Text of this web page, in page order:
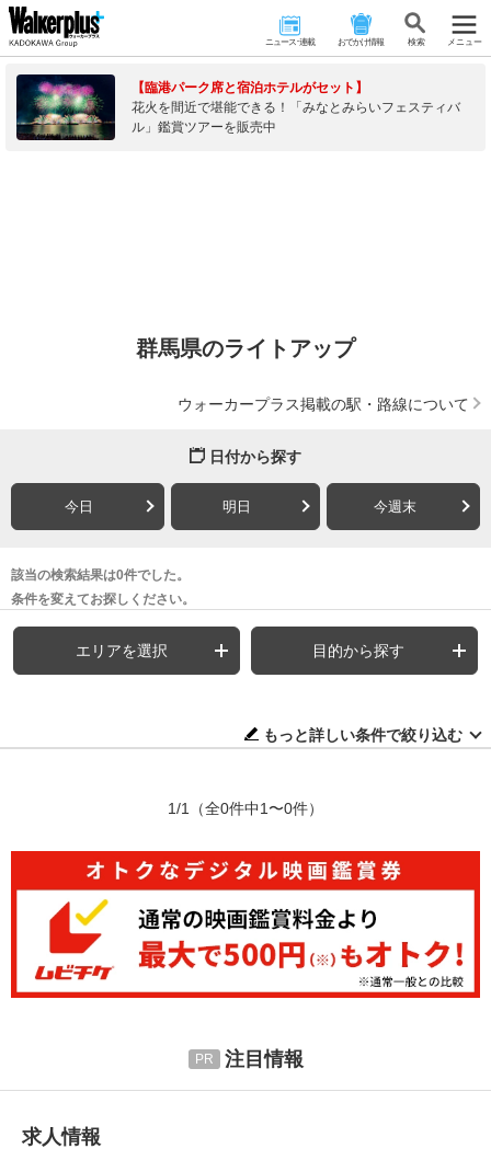
ニュース･連載 おでかけ情報 検 索 メニュー
【臨港パーク席と宿泊ホテルがセット】
花火を間近で堪能できる！「みなとみらいフェスティバ
ル」鑑賞ツアーを販売中
群馬県のライトアップ
ウォーカープラス掲載の駅・路線について
日付から探す
今日 明日 今週末
該当の検索結果は0件でした。
条件を変えてお探しください。
エリアを選択 目的から探す
もっと詳しい条件で絞り込む
1/1 （全0件中1〜0件）
注目情報
求人情報